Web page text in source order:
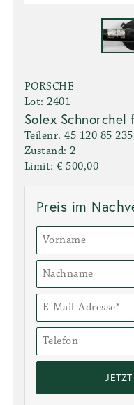
PORSCHE
Lot: 2401
Solex Schnorchel
Teilenr. 45 120 85
Zustand: 2
Limit: € 500,00
Preis im